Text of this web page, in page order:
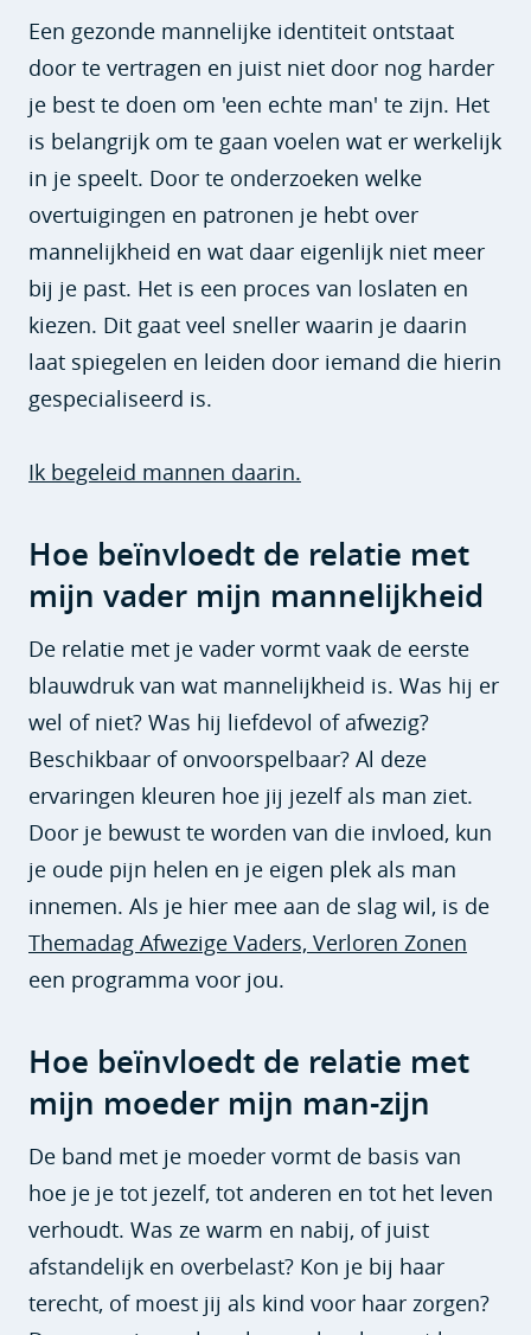
Een gezonde mannelijke identiteit ontstaat
door te vertragen en juist niet door nog harder
je best te doen om 'een echte man' te zijn. Het
is belangrijk om te gaan voelen wat er werkelijk
in je speelt. Door te onderzoeken welke
overtuigingen en patronen je hebt over
mannelijkheid en wat daar eigenlijk niet meer
bij je past. Het is een proces van loslaten en
kiezen. Dit gaat veel sneller waarin je daarin
laat spiegelen en leiden door iemand die hierin
gespecialiseerd is.
Ik begeleid mannen daarin.
Hoe beïnvloedt de relatie met
mijn vader mijn mannelijkheid
De relatie met je vader vormt vaak de eerste
blauwdruk van wat mannelijkheid is. Was hij er
wel of niet? Was hij liefdevol of afwezig?
Beschikbaar of onvoorspelbaar? Al deze
ervaringen kleuren hoe jij jezelf als man ziet.
Door je bewust te worden van die invloed, kun
je oude pijn helen en je eigen plek als man
innemen. Als je hier mee aan de slag wil, is de
Themadag Afwezige Vaders, Verloren Zonen
een programma voor jou.
Hoe beïnvloedt de relatie met
mijn moeder mijn man-zijn
De band met je moeder vormt de basis van
hoe je je tot jezelf, tot anderen en tot het leven
verhoudt. Was ze warm en nabij, of juist
afstandelijk en overbelast? Kon je bij haar
terecht, of moest jij als kind voor haar zorgen?